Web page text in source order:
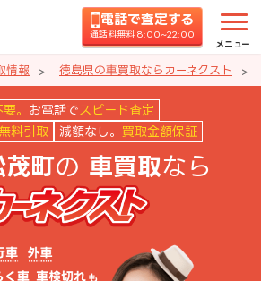
電話で査定する
通話料無料 8:00~22:00
メニュー
情報 徳島県の車買取ならカーネクスト
の車買取ならカー
。 お電話で スピード査定
無料引取 減額なし。 買取金額保証
茂町の 車買取なら